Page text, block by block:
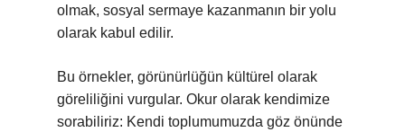
olmak, sosyal sermaye kazanmanın bir yolu
olarak kabul edilir.
Bu örnekler, görünürlüğün kültürel olarak
göreliliğini vurgular. Okur olarak kendimize
sorabiliriz: Kendi toplumumuzda göz önünde